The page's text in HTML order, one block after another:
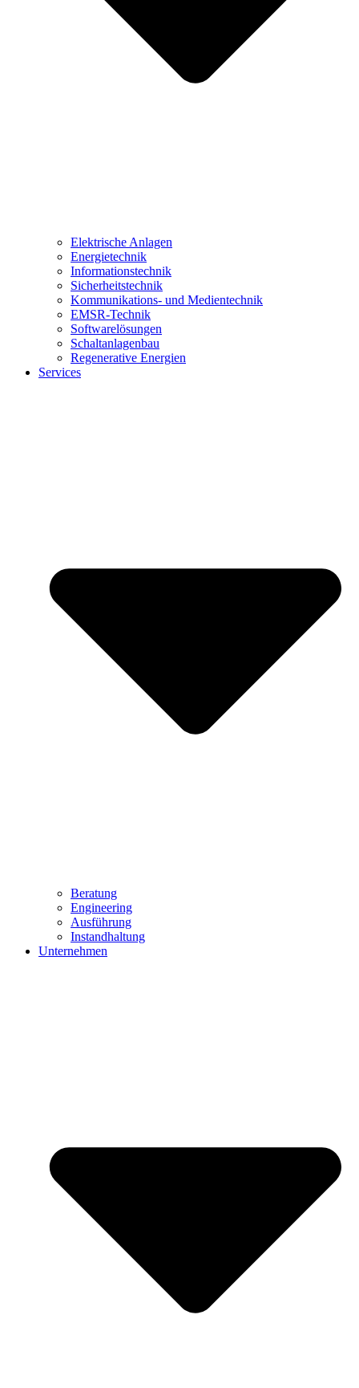
Elektrische Anlagen
Energietechnik
Informationstechnik
Sicherheitstechnik
Kommunikations- und Medientechnik
EMSR-Technik
Softwarelösungen
Schaltanlagenbau
Regenerative Energien
Services
Beratung
Engineering
Ausführung
Instandhaltung
Unternehmen